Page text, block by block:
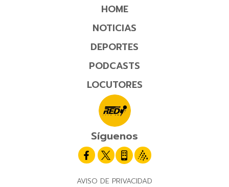
HOME
NOTICIAS
DEPORTES
PODCASTS
LOCUTORES
Síguenos
AVISO DE PRIVACIDAD